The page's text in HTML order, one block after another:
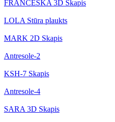
FRANCESKA 3D Skapis
LOLA Stūra plaukts
MARK 2D Skapis
Antresole-2
KSH-7 Skapis
Antresole-4
SARA 3D Skapis